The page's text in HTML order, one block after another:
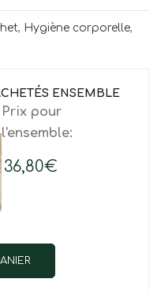
, Hygiène corporelle,
ENSEMBLE
Prix pour
l'ensemble:
36,80€